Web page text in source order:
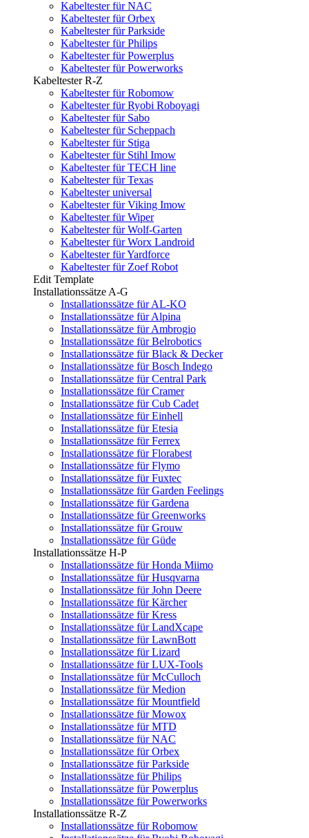
Kabeltester für NAC
Kabeltester für Orbex
Kabeltester für Parkside
Kabeltester für Philips
Kabeltester für Powerplus
Kabeltester für Powerworks
Kabeltester R-Z
Kabeltester für Robomow
Kabeltester für Ryobi Roboyagi
Kabeltester für Sabo
Kabeltester für Scheppach
Kabeltester für Stiga
Kabeltester für Stihl Imow
Kabeltester für TECH line
Kabeltester für Texas
Kabeltester universal
Kabeltester für Viking Imow
Kabeltester für Wiper
Kabeltester für Wolf-Garten
Kabeltester für Worx Landroid
Kabeltester für Yardforce
Kabeltester für Zoef Robot
Edit Template
Installationssätze A-G
Installationssätze für AL-KO
Installationssätze für Alpina
Installationssätze für Ambrogio
Installationssätze für Belrobotics
Installationssätze für Black & Decker
Installationssätze für Bosch Indego
Installationssätze für Central Park
Installationssätze für Cramer
Installationssätze für Cub Cadet
Installationssätze für Einhell
Installationssätze für Etesia
Installationssätze für Ferrex
Installationssätze für Florabest
Installationssätze für Flymo
Installationssätze für Fuxtec
Installationssätze für Garden Feelings
Installationssätze für Gardena
Installationssätze für Greenworks
Installationssätze für Grouw
Installationssätze für Güde
Installationssätze H-P
Installationssätze für Honda Miimo
Installationssätze für Husqvarna
Installationssätze für John Deere
Installationssätze für Kärcher
Installationssätze für Kress
Installationssätze für LandXcape
Installationssätze für LawnBott
Installationssätze für Lizard
Installationssätze für LUX-Tools
Installationssätze für McCulloch
Installationssätze für Medion
Installationssätze für Mountfield
Installationssätze für Mowox
Installationssätze für MTD
Installationssätze für NAC
Installationssätze für Orbex
Installationssätze für Parkside
Installationssätze für Philips
Installationssätze für Powerplus
Installationssätze für Powerworks
Installationssätze R-Z
Installationssätze für Robomow